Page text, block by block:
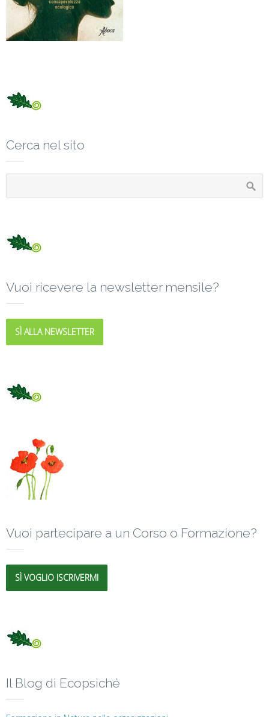
Cerca nel sito
Vuoi ricevere la newsletter mensile?
SÌ ALLA NEWSLETTER
Vuoi partecipare a un Corso o Formazione?
SÌ VOGLIO ISCRIVERMI
Il Blog di Ecopsiché